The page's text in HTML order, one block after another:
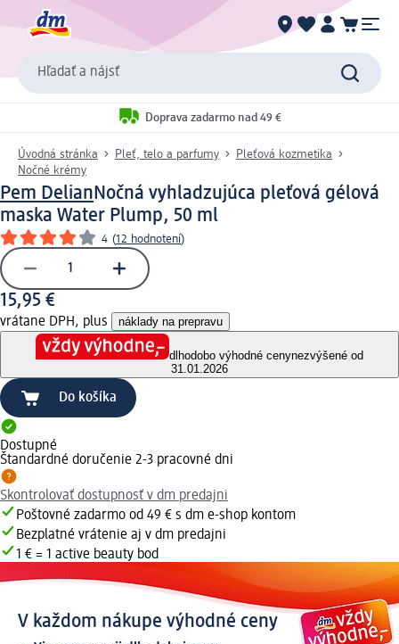
Hľadať a nájsť
Doprava zadarmo nad 49 €
Úvodná stránka Pleť, telo a parfumy
Pleťová kozmetika
Nočné krémy
Pem DelianNočná vyhladzujúca pleťová gélová
maska Water Plump, 50 ml
4 (12 hodnotení)
15,95 €
vrátane DPH, plus náklady na prepravu
dlhodobo výhodné cenynezvýšené od
31.01.2026
Do košíka
Dostupné
Štandardné doručenie 2-3 pracovné dni
Skontrolovať dostupnosť v dm predajni
Poštovné zadarmo od 49 € s dm e-shop kontom
Bezplatné vrátenie aj v dm predajni
1 € = 1 active beauty bod
V každom nákupe výhodné ceny